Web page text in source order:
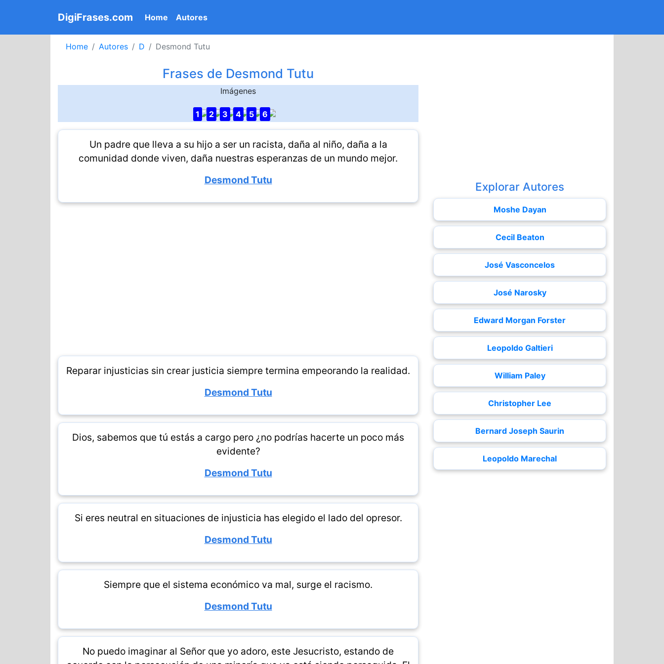
DigiFrases.com Home (current)
Autores
Home Autores D Desmond Tutu
Frases de Desmond Tutu
Imágenes
1 2 3 4 5 6
Un padre que lleva a su hijo a ser un racista, daña al niño, daña a la
comunidad donde viven, daña nuestras esperanzas de un mundo mejor.
Desmond Tutu
Reparar injusticias sin crear justicia siempre termina empeorando la realidad.
Desmond Tutu
Dios, sabemos que tú estás a cargo pero ¿no podrías hacerte un poco más
evidente?
Desmond Tutu
Si eres neutral en situaciones de injusticia has elegido el lado del opresor.
Desmond Tutu
Siempre que el sistema económico va mal, surge el racismo.
Desmond Tutu
No puedo imaginar al Señor que yo adoro, este Jesucristo, estando de
Explorar Autores
Moshe Dayan
Cecil Beaton
José Vasconcelos
José Narosky
Edward Morgan Forster
Leopoldo Galtieri
William Paley
Christopher Lee
Bernard Joseph Saurin
Leopoldo Marechal